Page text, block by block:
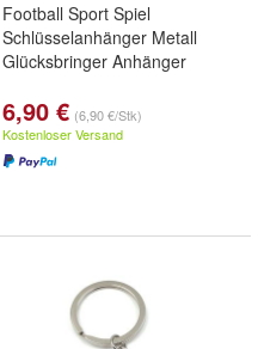
Football Sport Spiel
Schlüsselanhänger Metall
Glücksbringer Anhänger
6,90 € (6,90 €/Stk)
Kostenloser Versand